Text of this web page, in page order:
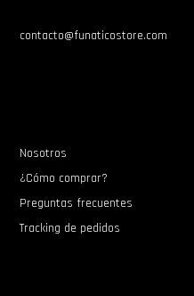
contacto@funaticostore.com
Nosotros
¿Cómo comprar?
Preguntas frecuentes
Tracking de pedidos